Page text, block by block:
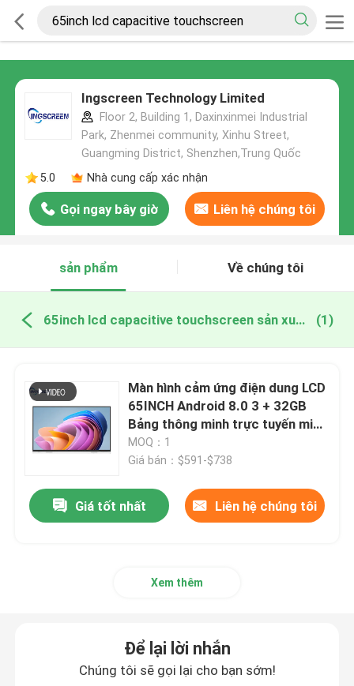
Ingscreen Technology Limited
Floor 2, Building 1, Daxinxinmei Industrial
Park, Zhenmei community, Xinhu Street,
Guangming District, Shenzhen,Trung Quốc
5.0
Nhà cung cấp xác nhận
Gọi ngay bây giờ Liên hệ chúng tôi
sản phẩm Về chúng tôi
65inch lcd capacitive touchscreen sản xuất trực tuyến (1)
Màn hình cảm ứng điện dung LCD
65INCH Android 8.0 3 + 32GB
Bảng thông minh trực tuyến miễn
phí
MOQ：1
Giá bán：$591-$738
Giá tốt nhất Liên hệ chúng tôi
Xem thêm
Để lại lời nhắn
Chúng tôi sẽ gọi lại cho bạn sớm!